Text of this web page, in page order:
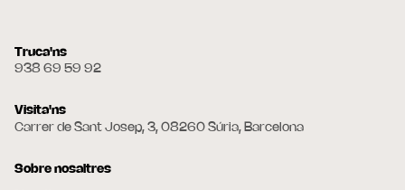
Truca'ns
938 69 59 92
Visita'ns
Carrer de Sant Josep, 3, 08260 Súria, Barcelona
Sobre nosaltres